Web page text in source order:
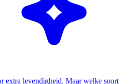
extra levendigheid. Maar welke soort